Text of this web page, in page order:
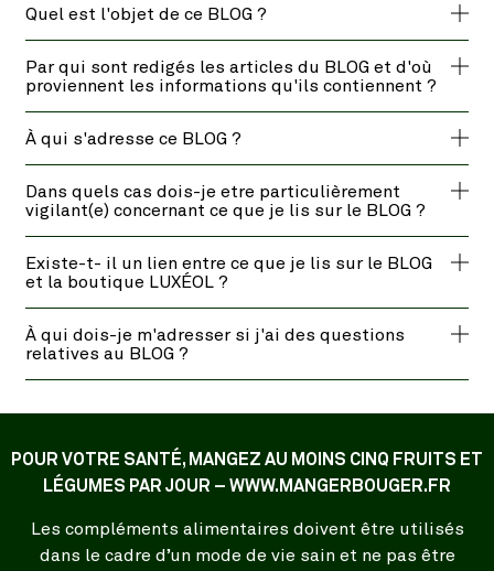
Quel est l'objet de ce BLOG ?
Par qui sont redigés les articles du BLOG et d'où
proviennent les informations qu'ils contiennent ?
À qui s'adresse ce BLOG ?
Dans quels cas dois-je etre particulièrement
vigilant(e) concernant ce que je lis sur le BLOG ?
Existe-t- il un lien entre ce que je lis sur le BLOG
et la boutique LUXÉOL ?
À qui dois-je m'adresser si j'ai des questions
relatives au BLOG ?
POUR VOTRE SANTÉ, MANGEZ AU MOINS CINQ FRUITS ET
LÉGUMES PAR JOUR – WWW.MANGERBOUGER.FR
Les compléments alimentaires doivent être utilisés
dans le cadre d’un mode de vie sain et ne pas être